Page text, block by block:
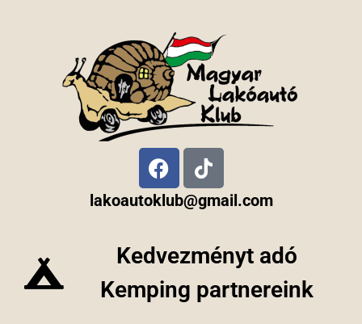
lakoautoklub@gmail.com
Kedvezményt adó
Kemping partnereink